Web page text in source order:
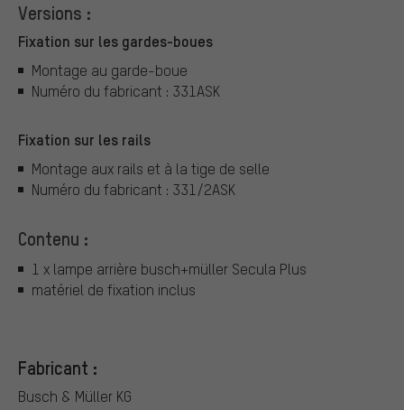
Versions :
Fixation sur les gardes-boues
Montage au garde-boue
Numéro du fabricant : 331ASK
Fixation sur les rails
Montage aux rails et à la tige de selle
Numéro du fabricant : 331/2ASK
Contenu :
1 x lampe arrière busch+müller Secula Plus
matériel de fixation inclus
Fabricant :
Busch & Müller KG